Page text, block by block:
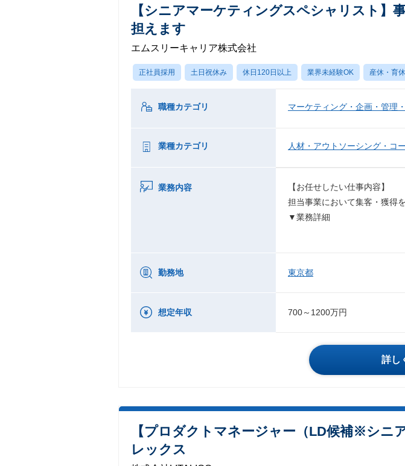
【シニアマーケティングスペシャリスト】
担えます
エムスリーキャリア株式会社
正社員採用 土日祝休み 休日120日以上 業界未経験OK 産休・育
職種カテゴリ マーケティング・企画・管理
業種カテゴリ 人材・アウトソーシング・コ
業務内容
【お任せしたい仕事内容】
担当事業において集客・獲得
▼業務詳細
勤務地 東京都
想定年収 700～1200万円
詳し
【プロダクトマネージャー（LD候補※シニ
レックス